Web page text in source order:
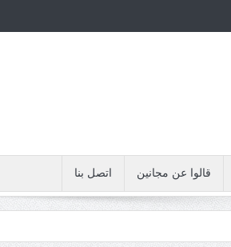
قالوا عن مجانين اتصل بنا